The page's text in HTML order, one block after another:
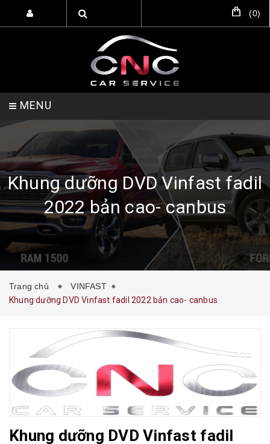
(0)
MENU
TRANG CHỦ DỊCH VỤ SẢN PHẨM
HỖ TRỢ SETUP GARA LIÊN HỆ
Khung dưỡng DVD Vinfast fadil
2022 bản cao- canbus
Trang chủ
VINFAST
Khung dưỡng DVD Vinfast fadil 2022 bản cao- canbus
Khung dưỡng DVD Vinfast fadil